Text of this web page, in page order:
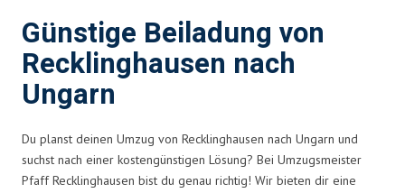
Günstige Beiladung von
Recklinghausen nach
Ungarn
Du planst deinen Umzug von Recklinghausen nach Ungarn und
suchst nach einer kostengünstigen Lösung? Bei Umzugsmeister
Pfaff Recklinghausen bist du genau richtig! Wir bieten dir eine